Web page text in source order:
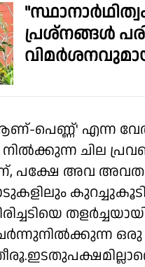
പ്രശ്നങ്ങൾ
പെണ്ണ്' എന്ന
ചില
അവ